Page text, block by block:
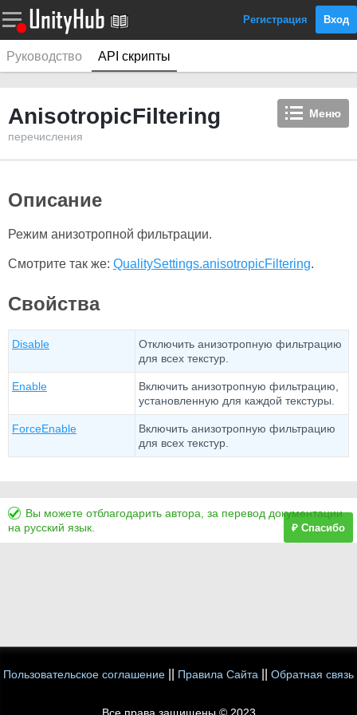
Регистрация Вход
Руководство API скрипты
Меню
AnisotropicFiltering
перечисления
Описание
Режим анизотропной фильтрации.
Смотрите так же: QualitySettings.anisotropicFiltering.
Свойства
Disable
Отключить анизотропную фильтрацию
для всех текстур.
Enable
Включить анизотропную фильтрацию,
установленную для каждой текстуры.
ForceEnable
Включить анизотропную фильтрацию
для всех текстур.
Вы можете отблагодарить автора, за перевод документации
на русский язык.
₽ Спасибо
Пользовательское соглашение Правила Сайта Обратная связь